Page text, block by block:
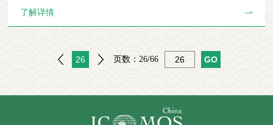
某种程度上参与了遗产的价值构建，观众的体验、情绪、情感
观众在文化遗产旅游中的体验非常重要，既是参与遗产价值构
建的重要组成部分，也是满足自身旅游需求的重要途径。旅游
密切关系，游客不仅通过“吃住行游购娱”等方式体验文化遗产
的各种既有价值，也通过这些方式参与遗产多方面价值的构
强调旅游体验的原真性，但这并非意味着不需保护遗产客体的
原真性。要实现游客满意度、遗产旅游地经济效益和社会效益
特殊的积极意义，合理的旅游利用是遗产保护的重要路径。不
可否认，遗产地“旅游化”可能会导致遗产地的过度商业化和遗
多样的旅游需求，旅游开发者为迎合游客需求，对遗产资源本
体的包装和改动容易造成遗产资源失真；另一方面，遗产地承
了解详情
26 页数：26/66